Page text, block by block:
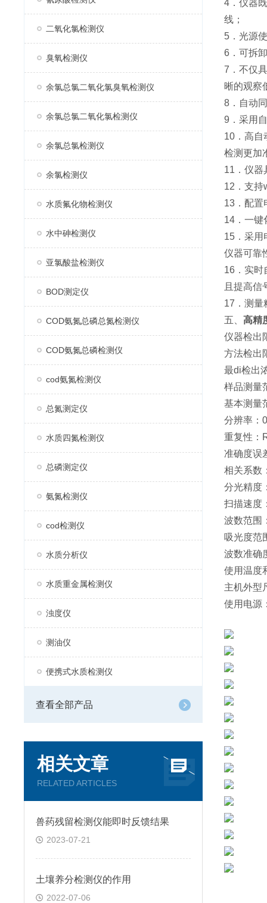
二氧化氯检测仪
臭氧检测仪
余氯总氯二氧化氯臭氧检测仪
余氯总氯二氧化氯检测仪
余氯总氯检测仪
余氯检测仪
水质氟化物检测仪
水中砷检测仪
亚氯酸盐检测仪
BOD测定仪
COD氨氮总磷总氮检测仪
COD氨氮总磷检测仪
cod氨氮检测仪
总氮测定仪
水质四氮检测仪
总磷测定仪
氨氮检测仪
cod检测仪
水质分析仪
水质重金属检测仪
浊度仪
测油仪
便携式水质检测仪
查看全部产品
相关文章
RELATED ARTICLES
兽药残留检测仪能即时反馈结果
2023-07-21
土壤养分检测仪的作用
2022-07-06
4．仪器
线；
5．光源
6．可拆
7．不仅
晰的观察
8．自动
9．采用
10．高自
检测更加
11．仪器
12．支持
13．配置
14．一键
15．采用
仪器可靠
16．实时
且提高信
17．测量
五、 高精
仪器检出
方法检出
最di检出
样品测量
基本测量
分辨率：
重复性：
准确度误
相关系数
分光精度
扫描速度
波数范围
吸光度范
波数准确
使用温度
主机外型
使用电源